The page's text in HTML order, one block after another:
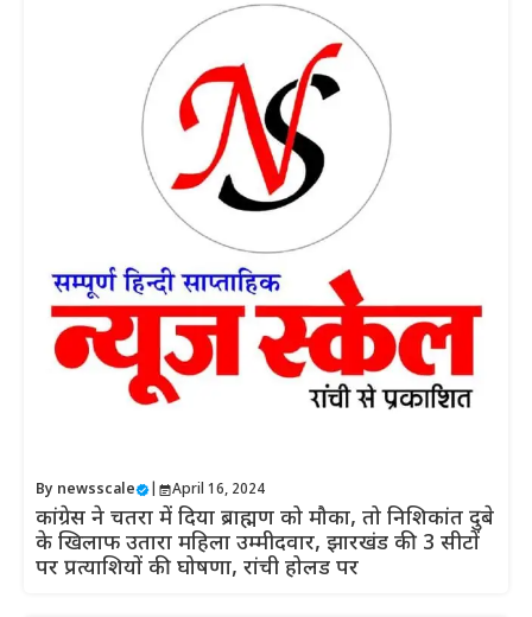
By newsscale April 16, 2024
कांग्रेस ने चतरा में दिया ब्राह्मण को मौका, तो निशिकांत दुबे
के खिलाफ उतारा महिला उम्मीदवार, झारखंड की 3 सीटों
पर प्रत्याशियों की घोषणा, रांची होलड पर